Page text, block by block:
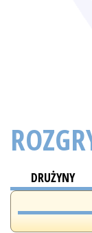
DRUŻYNY